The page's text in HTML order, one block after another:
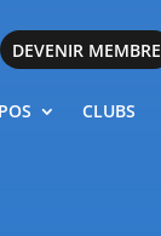
DEVENIR MEMBRE
CLUBS